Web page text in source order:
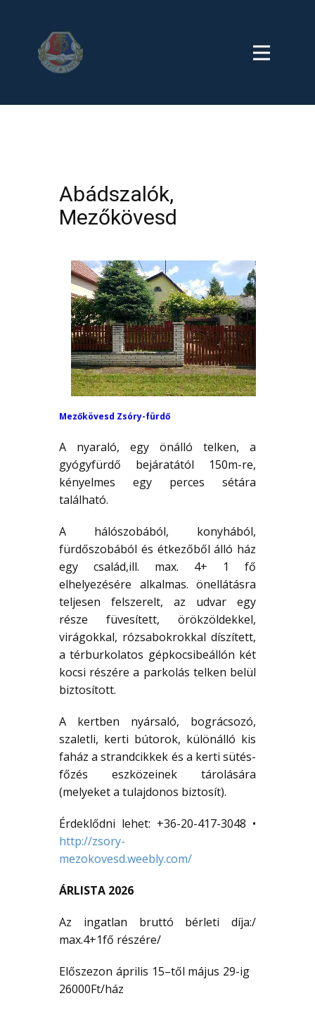
Abádszalók,
Mezőkövesd
Mezőkövesd Zsóry-fürdő
A nyaraló, egy önálló telken, a
gyógyfürdő bejáratától 150m-re,
kényelmes egy perces sétára
található.
A hálószobából, konyhából,
fürdőszobából és étkezőből álló ház
egy család,ill. max. 4+ 1 fő
elhelyezésére alkalmas. önellátásra
teljesen felszerelt, az udvar egy
része füvesített, örökzöldekkel,
virágokkal, rózsabokrokkal díszített,
a térburkolatos gépkocsibeállón két
kocsi részére a parkolás telken belül
biztosított.
A kertben nyársaló, bográcsozó,
szaletli, kerti bútorok, különálló kis
faház a strandcikkek és a kerti sütés-
főzés eszközeinek tárolására
(melyeket a tulajdonos biztosít).
Érdeklődni lehet: +36-20-417-3048 •
http://zsory-
mezokovesd.weebly.com/
ÁRLISTA 2026
Az ingatlan bruttó bérleti díja:/
max.4+1fő részére/
Előszezon április 15–től május 29-ig
26000Ft/ház